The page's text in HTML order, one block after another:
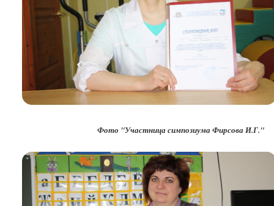
Фото "Участница симпозиума Фирсова И.Г."